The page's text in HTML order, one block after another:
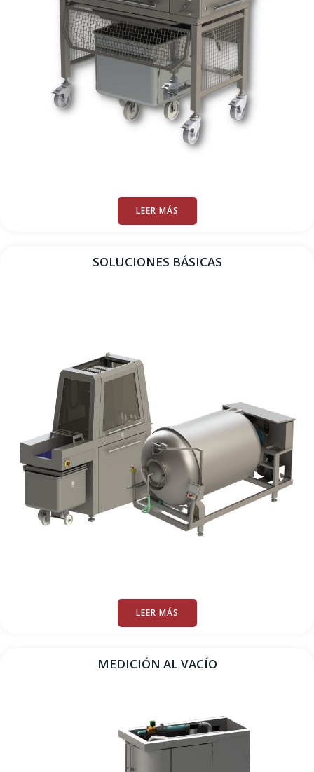
LEER MÁS
SOLUCIONES BÁSICAS
LEER MÁS
MEDICIÓN AL VACÍO